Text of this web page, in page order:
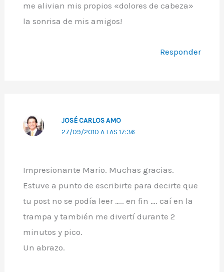
me alivian mis propios «dolores de cabeza»
la sonrisa de mis amigos!
Responder
JOSÉ CARLOS AMO
27/09/2010 A LAS 17:36
Impresionante Mario. Muchas gracias.
Estuve a punto de escribirte para decirte que
tu post no se podía leer ….. en fin …. caí en la
trampa y también me divertí durante 2
minutos y pico.
Un abrazo.